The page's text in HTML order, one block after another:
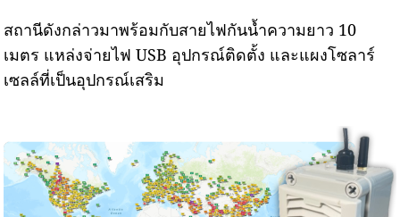
สถานีดังกล่าวมาพร้อมกับสายไฟกันน้ำความยาว 10
เมตร แหล่งจ่ายไฟ USB อุปกรณ์ติดตั้ง และแผงโซลาร์
เซลล์ที่เป็นอุปกรณ์เสริม